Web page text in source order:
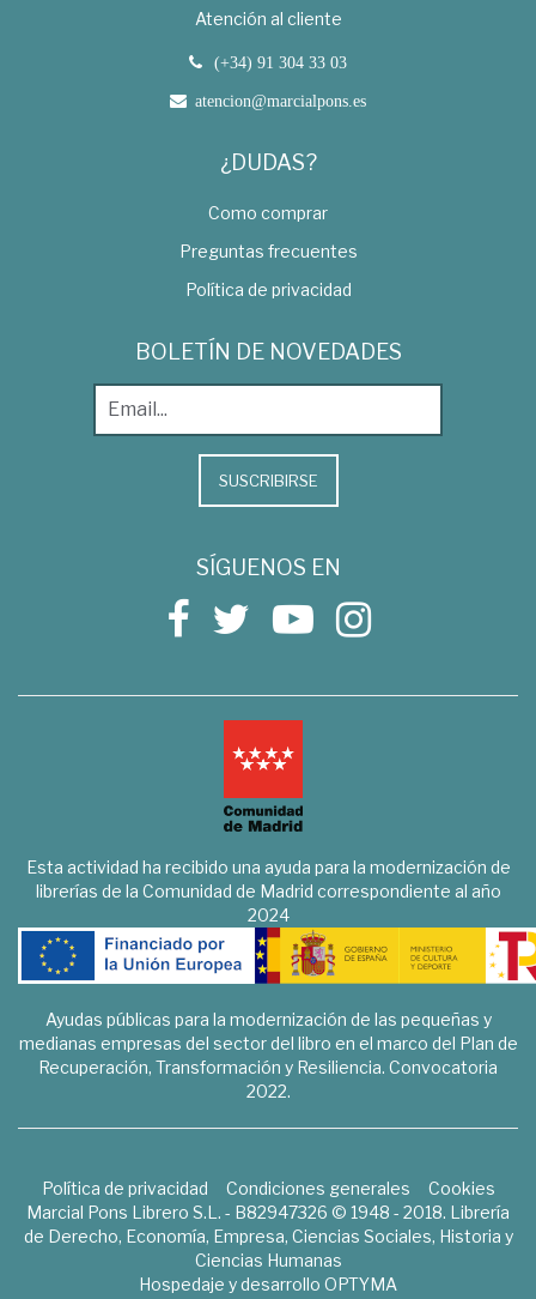
Atención al cliente
(+34) 91 304 33 03
atencion@marcialpons.es
¿DUDAS?
Como comprar
Preguntas frecuentes
Política de privacidad
BOLETÍN DE NOVEDADES
SUSCRIBIRSE
SÍGUENOS EN
Esta actividad ha recibido una ayuda para la modernización de
librerías de la Comunidad de Madrid correspondiente al año
2024
Ayudas públicas para la modernización de las pequeñas y
medianas empresas del sector del libro en el marco del Plan de
Recuperación, Transformación y Resiliencia. Convocatoria
2022.
Política de privacidad Condiciones generales
Cookies
Marcial Pons Librero S.L. - B82947326 © 1948 - 2018. Librería
de Derecho, Economía, Empresa, Ciencias Sociales, Historia y
Ciencias Humanas
Hospedaje y desarrollo OPTYMA